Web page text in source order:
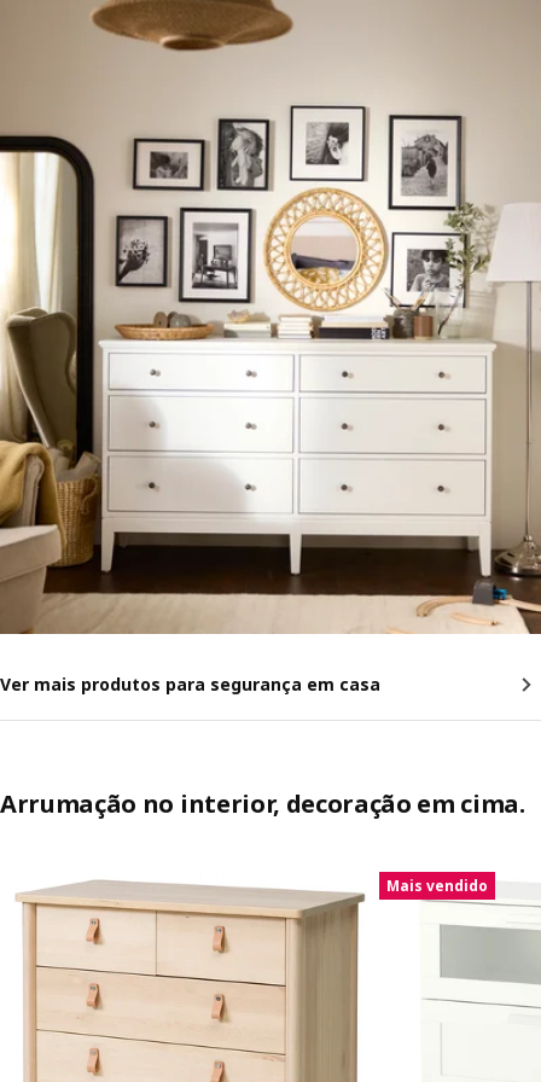
Ver mais produtos para segurança em casa
Arrumação no interior, decoração em cima.
Saltar listagem Mais vendido